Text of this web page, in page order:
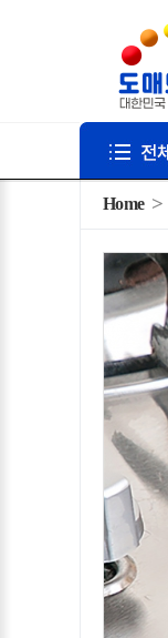
Home